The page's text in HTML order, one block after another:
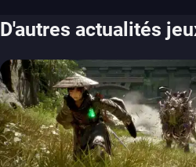
D'autres actualités